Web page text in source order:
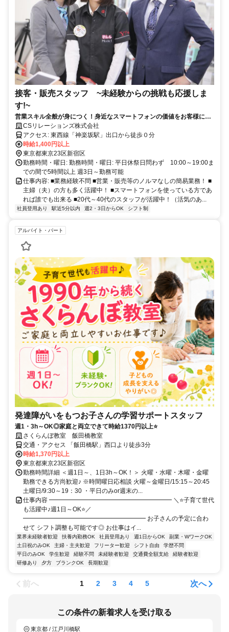
接客・販売スタッフ ~未経験からの挑戦も応援しま
す!~
営業スキル全般が身につく！身近なスマートフォンの価値をお客様に伝
えるお仕事です！
CSリレーションズ株式会社
アクセス: 東西線「神楽坂駅」出口から徒歩０分
時給1,400円以上
東京都東京23区新宿区
勤務時間・曜日: 勤務時間・曜日: 平日休祭日問わず 10:00～19:00ま
での間で5時間以上 週3日～勤務可能
仕事内容: ■業務経験不問 ■営業・販売等のノルマなしの簡易業務！ ■
主婦（夫）の方も多く活躍中！ ■スマートフォンを使っている方であ
れば誰でも出来る ■20代～40代のスタッフが活躍中！（活気のあ...
社員登用あり 駅近5分以内 週2・3日からOK シフト制
アルバイト・パート
発達障がいをもつお子さんの学習サポートスタッフ
週1・3h～OK◎家庭と両立できて時給1370円以上⭐
さくらんぼ教室 飯田橋教室
交通・アクセス 「飯田橋駅」西口より徒歩3分
時給1,370円以上
東京都東京23区新宿区
勤務時間詳細 ＜週1日～、1日3h～OK！＞ 火曜・水曜・木曜・金曜
勤務できる方尚歓迎♪ ※時間曜日応相談 火曜～金曜日/15:15～20:45
土曜日/9:30～19：30 ・平日のみor週末の...
仕事内容 ━━━━━━━━━━━━━━━━━━━━ ＼⭐子育て世代
も活躍中♪週1日～OK⭐／
━━━━━━━━━━━━━━━━━━━━ お子さんの予定に合わ
せて シフト調整も可能です◎ お仕事はイ...
業界未経験者歓迎 扶養内勤務OK 社員登用あり 週1日からOK
副業・WワークOK
土日祝のみOK
主婦・主夫歓迎 フリーター歓迎 シフト自由
学歴不問
平日のみOK
学生歓迎 経験不問 未経験者歓迎 交通費全額支給
経験者歓迎
研修あり
夕方 ブランクOK 長期歓迎
前へ 1 2 3 4 5 次へ
この条件の新着求人を受け取る
東京都 / 江戸川橋駅